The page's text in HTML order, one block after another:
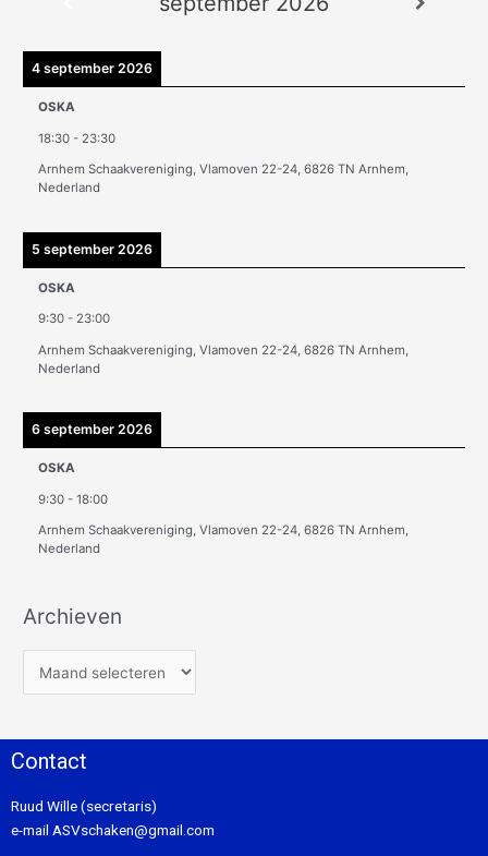
4 september 2026
OSKA
18:30 - 23:30
Arnhem Schaakvereniging, Vlamoven 22-24, 6826 TN Arnhem,
Nederland
5 september 2026
OSKA
9:30 - 23:00
Arnhem Schaakvereniging, Vlamoven 22-24, 6826 TN Arnhem,
Nederland
6 september 2026
OSKA
9:30 -18:00
Arnhem Schaakvereniging, Vlamoven 22-24, 6826 TN Arnhem,
Nederland
Archieven
e
Contact
Ruud Wille (secretaris)
e-mail ASVschaken@gmail.com